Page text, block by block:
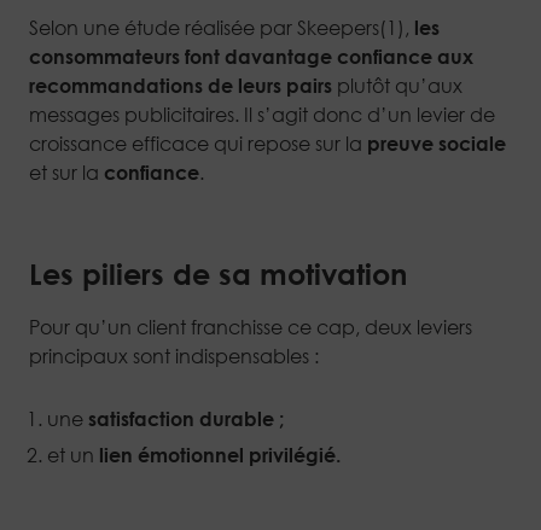
Selon une étude réalisée par Skeepers(1), les
consommateurs font davantage confiance aux
recommandations de leurs pairs plutôt qu’aux
messages publicitaires. Il s’agit donc d’un levier de
croissance efficace qui repose sur la preuve sociale
et sur la confiance.
Les piliers de sa motivation
Pour qu’un client franchisse ce cap, deux leviers
principaux sont indispensables :
une satisfaction durable ;
et un lien émotionnel privilégié.